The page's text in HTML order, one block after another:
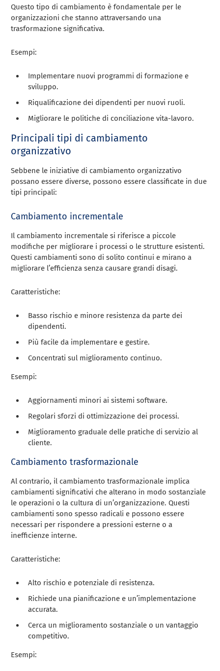
Questo tipo di cambiamento è fondamentale per le
organizzazioni che stanno attraversando una
trasformazione significativa.
Esempi:
Implementare nuovi programmi di formazione e
sviluppo.
Riqualificazione dei dipendenti per nuovi ruoli.
Migliorare le politiche di conciliazione vita-lavoro.
Principali tipi di cambiamento
organizzativo
Sebbene le iniziative di cambiamento organizzativo
possano essere diverse, possono essere classificate in due
tipi principali:
Cambiamento incrementale
Il cambiamento incrementale si riferisce a piccole
modifiche per migliorare i processi o le strutture esistenti.
Questi cambiamenti sono di solito continui e mirano a
migliorare l’efficienza senza causare grandi disagi.
Caratteristiche:
Basso rischio e minore resistenza da parte dei
dipendenti.
Più facile da implementare e gestire.
Concentrati sul miglioramento continuo.
Esempi:
Aggiornamenti minori ai sistemi software.
Regolari sforzi di ottimizzazione dei processi.
Miglioramento graduale delle pratiche di servizio al
cliente.
Cambiamento trasformazionale
Al contrario, il cambiamento trasformazionale implica
cambiamenti significativi che alterano in modo sostanziale
le operazioni o la cultura di un’organizzazione. Questi
cambiamenti sono spesso radicali e possono essere
necessari per rispondere a pressioni esterne o a
inefficienze interne.
Caratteristiche:
Alto rischio e potenziale di resistenza.
Richiede una pianificazione e un’implementazione
accurata.
Cerca un miglioramento sostanziale o un vantaggio
competitivo.
Esempi: